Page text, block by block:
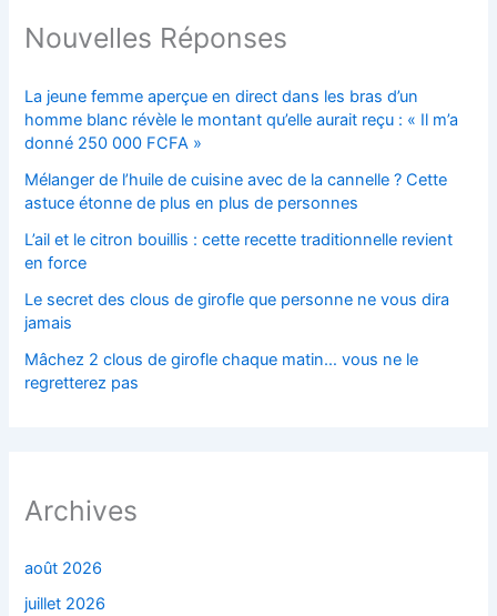
Nouvelles Réponses
La jeune femme aperçue en direct dans les bras d’un
homme blanc révèle le montant qu’elle aurait reçu : « Il m’a
donné 250 000 FCFA »
Mélanger de l’huile de cuisine avec de la cannelle ? Cette
astuce étonne de plus en plus de personnes
L’ail et le citron bouillis : cette recette traditionnelle revient
en force
Le secret des clous de girofle que personne ne vous dira
jamais
Mâchez 2 clous de girofle chaque matin… vous ne le
regretterez pas
Archives
août 2026
juillet 2026